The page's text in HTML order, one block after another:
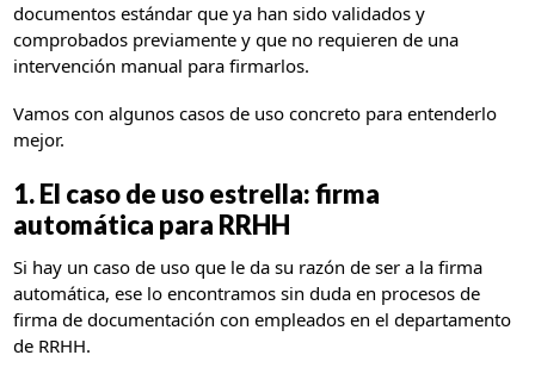
documentos estándar que ya han sido validados y
comprobados previamente y que no requieren de una
intervención manual para firmarlos.
Vamos con algunos casos de uso concreto para entenderlo
mejor.
1. El caso de uso estrella: firma
automática para RRHH
Si hay un caso de uso que le da su razón de ser a la firma
automática, ese lo encontramos sin duda en procesos de
firma de documentación con empleados en el departamento
de RRHH.